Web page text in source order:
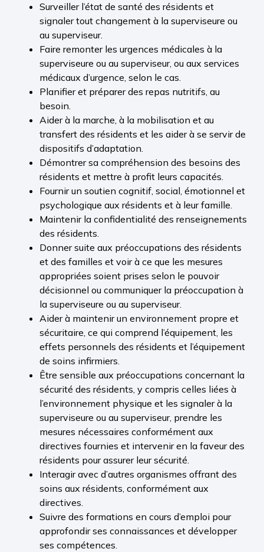
Surveiller l’état de santé des résidents et
signaler tout changement à la superviseure ou
au superviseur.
Faire remonter les urgences médicales à la
superviseure ou au superviseur, ou aux services
médicaux d’urgence, selon le cas.
Planifier et préparer des repas nutritifs, au
besoin.
Aider à la marche, à la mobilisation et au
transfert des résidents et les aider à se servir de
dispositifs d’adaptation.
Démontrer sa compréhension des besoins des
résidents et mettre à profit leurs capacités.
Fournir un soutien cognitif, social, émotionnel et
psychologique aux résidents et à leur famille.
Maintenir la confidentialité des renseignements
des résidents.
Donner suite aux préoccupations des résidents
et des familles et voir à ce que les mesures
appropriées soient prises selon le pouvoir
décisionnel ou communiquer la préoccupation à
la superviseure ou au superviseur.
Aider à maintenir un environnement propre et
sécuritaire, ce qui comprend l’équipement, les
effets personnels des résidents et l’équipement
de soins infirmiers.
Être sensible aux préoccupations concernant la
sécurité des résidents, y compris celles liées à
l’environnement physique et les signaler à la
superviseure ou au superviseur, prendre les
mesures nécessaires conformément aux
directives fournies et intervenir en la faveur des
résidents pour assurer leur sécurité.
Interagir avec d’autres organismes offrant des
soins aux résidents, conformément aux
directives.
Suivre des formations en cours d’emploi pour
approfondir ses connaissances et développer
ses compétences.